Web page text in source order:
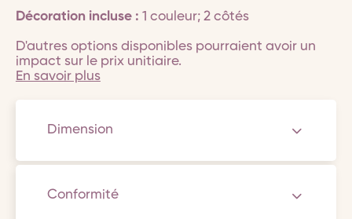
Décoration incluse : 1 couleur; 2 côtés
D'autres options disponibles pourraient avoir un
impact sur le prix unitiaire.
En savoir plus
Dimension
Conformité